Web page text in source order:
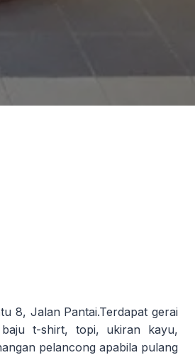
8, Jalan Pantai.Terdapat gerai
t-shirt, topi, ukiran kayu,
pelancong apabila pulang